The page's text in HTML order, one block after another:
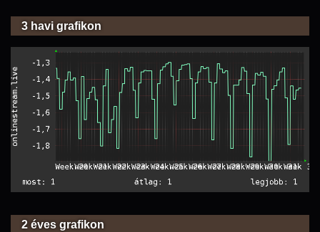
3 havi grafikon
2 éves grafikon